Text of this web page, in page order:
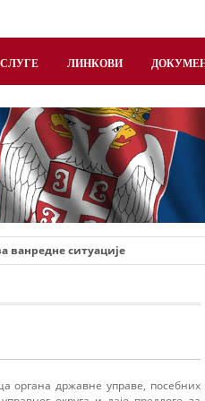
ЛИНКОВИ
ситуације
органа државне управе, посебних